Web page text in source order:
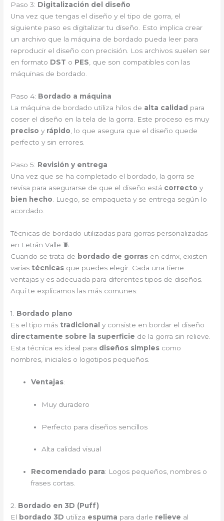
Paso 3: Digitalización del diseño
Una vez que tengas el diseño y el tipo de gorra, el
siguiente paso es digitalizar tu diseño. Esto implica crear
un archivo que la máquina de bordado pueda leer para
reproducir el diseño con precisión. Los archivos suelen ser
en formato DST o PES, que son compatibles con las
máquinas de bordado.
Paso 4: Bordado a máquina
La máquina de bordado utiliza hilos de alta calidad para
coser el diseño en la tela de la gorra. Este proceso es muy
preciso y rápido, lo que asegura que el diseño quede
perfecto y sin errores.
Paso 5: Revisión y entrega
Una vez que se ha completado el bordado, la gorra se
revisa para asegurarse de que el diseño está correcto y
bien hecho . Luego, se empaqueta y se entrega según lo
acordado.
Técnicas de bordado utilizadas para gorras personalizadas
en Letrán Valle 🧵
Cuando se trata de bordado de gorras en cdmx, existen
varias técnicas que puedes elegir. Cada una tiene
ventajas y es adecuada para diferentes tipos de diseños.
Aquí te explicamos las más comunes:
1. Bordado plano
Es el tipo más tradicional y consiste en bordar el diseño
directamente sobre la superficie de la gorra sin relieve.
Esta técnica es ideal para diseños simples como
nombres, iniciales o logotipos pequeños.
Ventajas:
Muy duradero
Perfecto para diseños sencillos
Alta calidad visual
Recomendado para: Logos pequeños, nombres o
frases cortas.
2. Bordado en 3D (Puff)
El bordado 3D utiliza espuma para darle relieve al